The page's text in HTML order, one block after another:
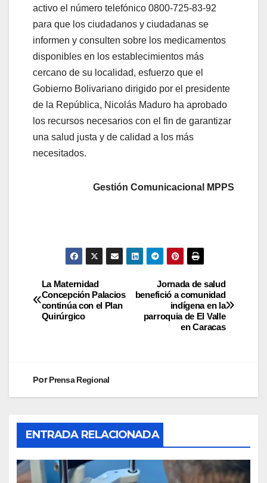
activo el número telefónico 0800-725-83-92
para que los ciudadanos y ciudadanas se
informen y consulten sobre los medicamentos
disponibles en los establecimientos más
cercano de su localidad, esfuerzo que el
Gobierno Bolivariano dirigido por el presidente
de la República, Nicolás Maduro ha aprobado
los recursos necesarios con el fin de garantizar
una salud justa y de calidad a los más
necesitados.
Gestión Comunicacional MPPS
Jornada de salud
benefició a comunidad
indígena en la
parroquia de El Valle
en Caracas
La Maternidad
Concepción Palacios
continúa con el Plan
Quirúrgico
PorPrensa Regional
ENTRADA RELACIONADA